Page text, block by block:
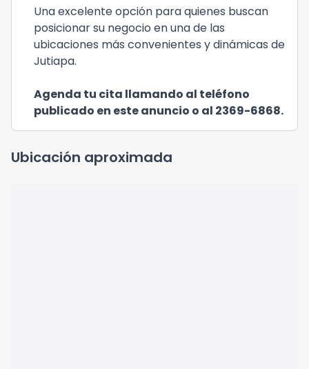
Una excelente opción para quienes buscan
posicionar su negocio en una de las
ubicaciones más convenientes y dinámicas de
Jutiapa.
Agenda tu cita llamando al teléfono
publicado en este anuncio o al 2369-6868.
Ubicación aproximada